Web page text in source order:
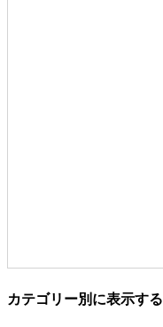
カテゴリー別に表示する